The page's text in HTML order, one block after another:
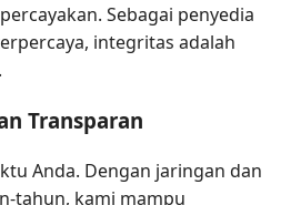
Sebagai penyedia
integritas adalah
Transparan
Anda. Dengan jaringan dan
tahun, kami mampu